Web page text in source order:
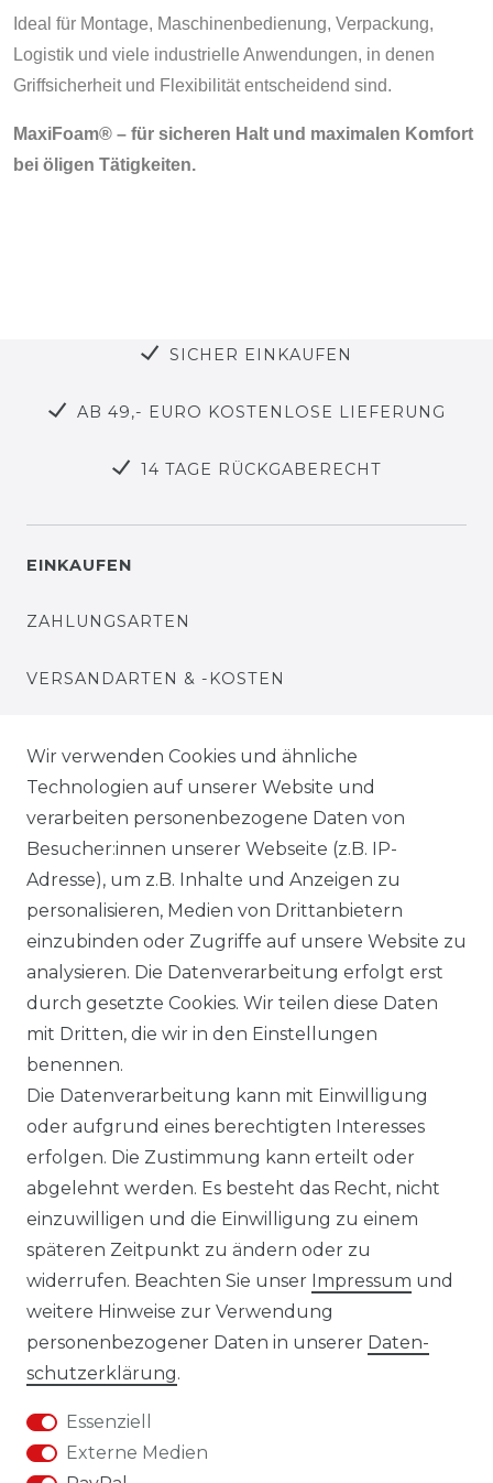
Ideal für Montage, Maschinenbedienung, Verpackung,
Logistik und viele industrielle Anwendungen, in denen
Griffsicherheit und Flexibilität entscheidend sind.
MaxiFoam® – für sicheren Halt und maximalen Komfort
bei öligen Tätigkeiten.
SICHER EINKAUFEN
AB 49,- EURO KOSTENLOSE LIEFERUNG
14 TAGE RÜCKGABERECHT
EINKAUFEN
ZAHLUNGSARTEN
VERSANDARTEN & -KOSTEN
WARENKORB
ZUR KASSE
HILFE
INFORMATIONEN
KONTAKT
DATENSCHUTZERKLÄRUNG
IMPRESSUM
AGB
KONTAKT
REUTEWEG 2/1, 73035 GÖPPINGEN
E-MAIL: INFO@BS-HANDEL.DE
Wir verwenden Cookies und ähnliche
Technologien auf unserer Website und
verarbeiten personenbezogene Daten von
Besucher:innen unserer Webseite (z.B. IP-
Adresse), um z.B. Inhalte und Anzeigen zu
personalisieren, Medien von Drittanbietern
einzubinden oder Zugriffe auf unsere Website zu
analysieren. Die Datenverarbeitung erfolgt erst
durch gesetzte Cookies. Wir teilen diese Daten
mit Dritten, die wir in den Einstellungen
benennen.
Die Datenverarbeitung kann mit Einwilligung
oder aufgrund eines berechtigten Interesses
erfolgen. Die Zustimmung kann erteilt oder
abgelehnt werden. Es besteht das Recht, nicht
einzuwilligen und die Einwilligung zu einem
späteren Zeitpunkt zu ändern oder zu
widerrufen. Beachten Sie unser Impressum und
weitere Hinweise zur Verwendung
personenbezogener Daten in unserer Daten­
schutz­erklärung.
Essenziell
Externe Medien